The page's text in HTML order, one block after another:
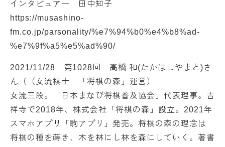
インタビュアー 田中知子
https://musashino-
fm.co.jp/parsonality/%e7%94%b0%e4%b8%ad-
%e7%9f%a5%e5%ad%90/
2021/11/28 第1028回 高橋 和(たかはしやまと)さ
ん（（女流棋士 「将棋の森」運営）
女流三段。「日本まなび将棋普及協会」代表理事。吉
祥寺で2018年、株式会社「将棋の森」設立。2021年
スマホアプリ「駒アプリ」発売。将棋の森の理念は
将棋の種を蒔き、木を林にし林を森にしていく。著書